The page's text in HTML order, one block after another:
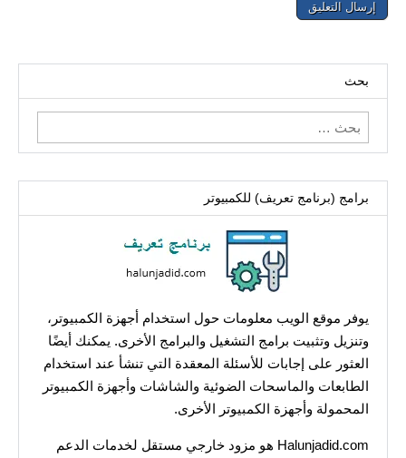
بحث
البحث
عن:
برامج (برنامج تعريف) للكمبيوتر
يوفر موقع الويب معلومات حول استخدام أجهزة الكمبيوتر،
وتنزيل وتثبيت برامج التشغيل والبرامج الأخرى. يمكنك أيضًا
العثور على إجابات للأسئلة المعقدة التي تنشأ عند استخدام
الطابعات والماسحات الضوئية والشاشات وأجهزة الكمبيوتر
المحمولة وأجهزة الكمبيوتر الأخرى.
Halunjadid.com هو مزود خارجي مستقل لخدمات الدعم